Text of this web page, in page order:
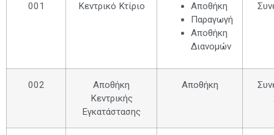
001 Κεντρικό Κτίριο
Αποθήκη
Παραγωγή
Αποθήκη
Διανομών
002
Αποθήκη
Κεντρικής
Εγκατάστασης
Αποθήκη